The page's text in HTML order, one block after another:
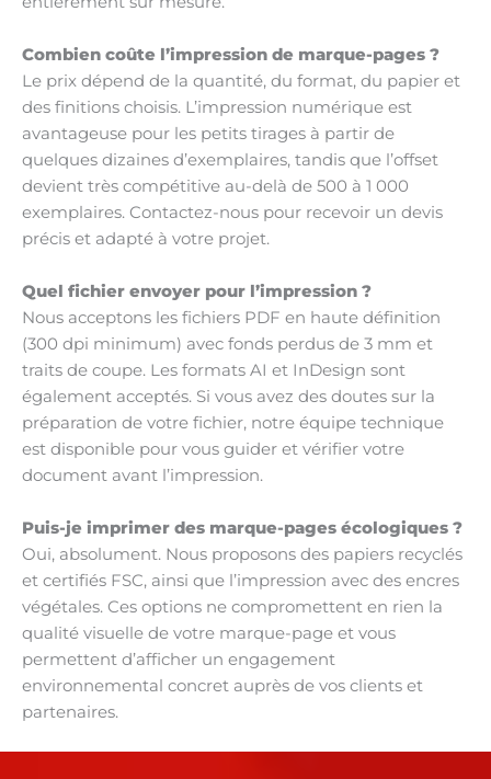
Combien coûte l’impression de marque-pages ?
Le prix dépend de la quantité, du format, du papier et
des finitions choisis. L’impression numérique est
avantageuse pour les petits tirages à partir de
quelques dizaines d’exemplaires, tandis que l’offset
devient très compétitive au-delà de 500 à 1 000
exemplaires. Contactez-nous pour recevoir un devis
précis et adapté à votre projet.
Quel fichier envoyer pour l’impression ?
Nous acceptons les fichiers PDF en haute définition
(300 dpi minimum) avec fonds perdus de 3 mm et
traits de coupe. Les formats AI et InDesign sont
également acceptés. Si vous avez des doutes sur la
préparation de votre fichier, notre équipe technique
est disponible pour vous guider et vérifier votre
document avant l’impression.
Puis-je imprimer des marque-pages écologiques ?
Oui, absolument. Nous proposons des papiers recyclés
et certifiés FSC, ainsi que l’impression avec des encres
végétales. Ces options ne compromettent en rien la
qualité visuelle de votre marque-page et vous
permettent d’afficher un engagement
environnemental concret auprès de vos clients et
partenaires.